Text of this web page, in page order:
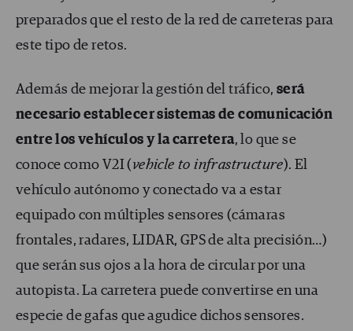
preparados que el resto de la red de carreteras para
este tipo de retos.
Además de mejorar la gestión del tráfico, será
necesario establecer sistemas de comunicación
entre los vehículos y la carretera, lo que se
conoce como V2I ( vehicle to infrastructure). El
vehículo autónomo y conectado va a estar
equipado con múltiples sensores (cámaras
frontales, radares, LIDAR, GPS de alta precisión…)
que serán sus ojos a la hora de circular por una
autopista. La carretera puede convertirse en una
especie de gafas que agudice dichos sensores.